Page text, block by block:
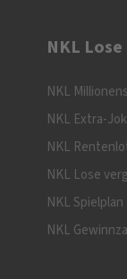
NKL Lose
NKL
NKL Extra-
NKL
NKL Lose
NKL Spielplan
NKL